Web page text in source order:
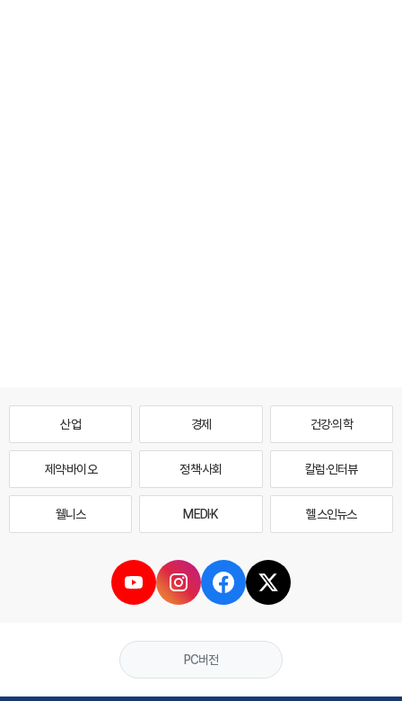
산업 경제 건강·의학
제약·바이오 정책·사회 칼럼·인터뷰
웰니스 MEDI·K 헬스인뉴스
PC버전